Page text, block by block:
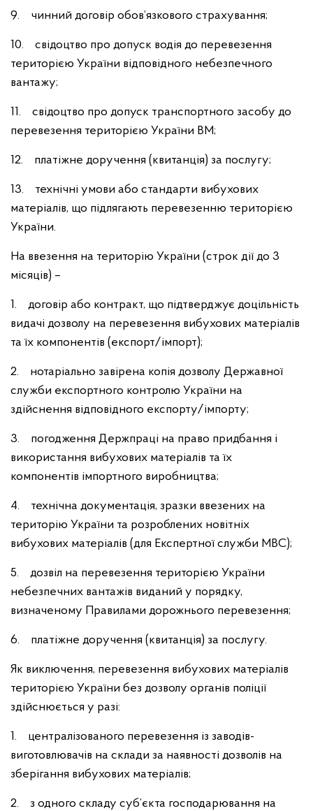
9. чинний договір обов’язкового страхування;
10. свідоцтво про допуск водія до перевезення
територією України відповідного небезпечного
вантажу;
11. свідоцтво про допуск транспортного засобу до
перевезення територією України ВМ;
12. платіжне доручення (квитанція) за послугу;
13. технічні умови або стандарти вибухових
матеріалів, що підлягають перевезенню територією
України.
На ввезення на територію України (строк дії до 3
місяців) –
1. договір або контракт, що підтверджує доцільність
видачі дозволу на перевезення вибухових матеріалів
та їх компонентів (експорт/імпорт);
2. нотаріально завірена копія дозволу Державної
служби експортного контролю України на
здійснення відповідного експорту/імпорту;
3. погодження Держпраці на право придбання і
використання вибухових матеріалів та їх
компонентів імпортного виробництва;
4. технічна документація, зразки ввезених на
територію України та розроблених новітніх
вибухових матеріалів (для Експертної служби МВС);
5. дозвіл на перевезення територією України
небезпечних вантажів виданий у порядку,
визначеному Правилами дорожнього перевезення;
6. платіжне доручення (квитанція) за послугу.
Як виключення, перевезення вибухових матеріалів
територією України без дозволу органів поліції
здійснюється у разі:
1. централізованого перевезення із заводів-
виготовлювачів на склади за наявності дозволів на
зберігання вибухових матеріалів;
2. з одного складу суб’єкта господарювання на